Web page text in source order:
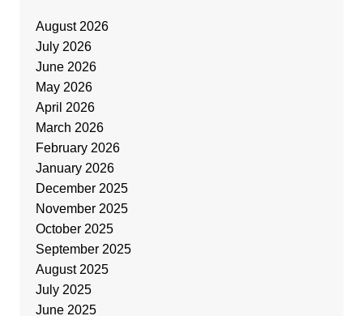
August 2026
July 2026
June 2026
May 2026
April 2026
March 2026
February 2026
January 2026
December 2025
November 2025
October 2025
September 2025
August 2025
July 2025
June 2025